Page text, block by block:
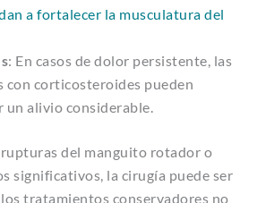
a fortalecer la musculatura del
: En casos de dolor persistente, las
con corticosteroides pueden
un alivio considerable.
del manguito rotador o
significativos, la cirugía puede ser
tratamientos conservadores no